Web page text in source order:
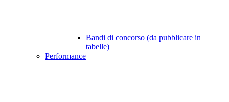
Bandi di concorso (da pubblicare in
tabelle)
Performance